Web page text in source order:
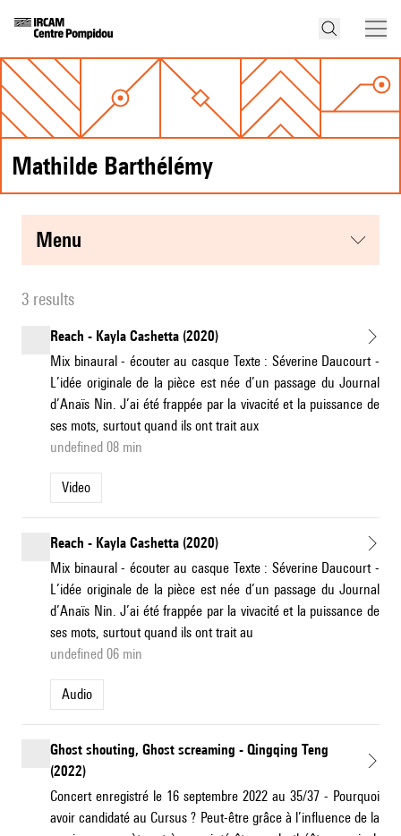
Mathilde Barthélémy
menu
3 results
Reach - Kayla Cashetta (2020)
Mix binaural - écouter au casque Texte : Séverine Daucourt -
L’idée originale de la pièce est née d’un passage du Journal
d’Anaïs Nin. J’ai été frappée par la vivacité et la puissance de
ses mots, surtout quand ils ont trait aux
undefined 08 min
Video
Reach - Kayla Cashetta (2020)
Mix binaural - écouter au casque Texte : Séverine Daucourt -
L’idée originale de la pièce est née d’un passage du Journal
d’Anaïs Nin. J’ai été frappée par la vivacité et la puissance de
ses mots, surtout quand ils ont trait au
undefined 06 min
Audio
Ghost shouting, Ghost screaming - Qingqing Teng
(2022)
Concert enregistré le 16 septembre 2022 au 35/37 - Pourquoi
avoir candidaté au Cursus ? Peut-être grâce à l’influence de la